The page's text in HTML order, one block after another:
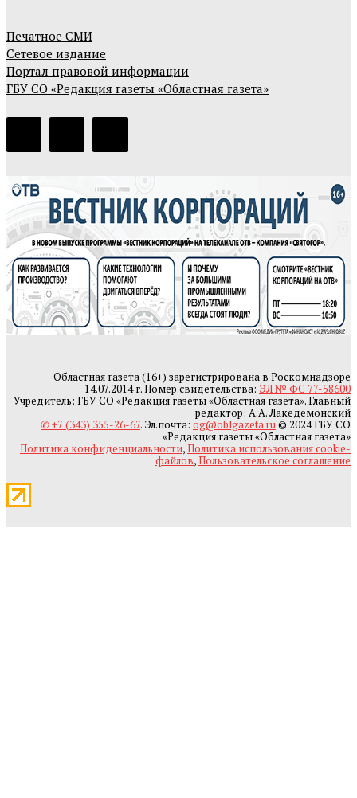
Печатное СМИ
Сетевое издание
Портал правовой информации
ГБУ СО «Редакция газеты «Областная газета»
Областная газета (16+) зарегистрирована в Роскомнадзоре
14.07.2014 г. Номер свидетельства: ЭЛ № ФС 77-58600
Учредитель: ГБУ СО «Редакция газеты «Областная газета». Главный
редактор: А.А. Лакедемонский
✆ +7 (343) 355-26-67. Эл.почта: og@oblgazeta.ru© 2024 ГБУ СО
«Редакция газеты «Областная газета»
Политика конфиденциальности,Политика использования cookie-
файлов,Пользовательское соглашение